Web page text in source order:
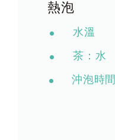
熱泡
水溫
茶：水
沖泡時間